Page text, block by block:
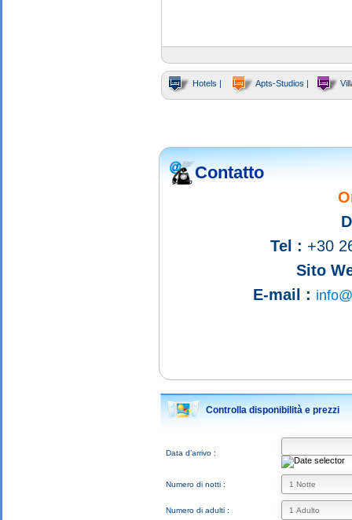
Hotels | Apts-Studios |
Contatto
Tel : +30
Sito
E-mail :
Controlla disponibilità e prezzi
Data d’arrivo :
Numero di notti :
Numero di adulti :